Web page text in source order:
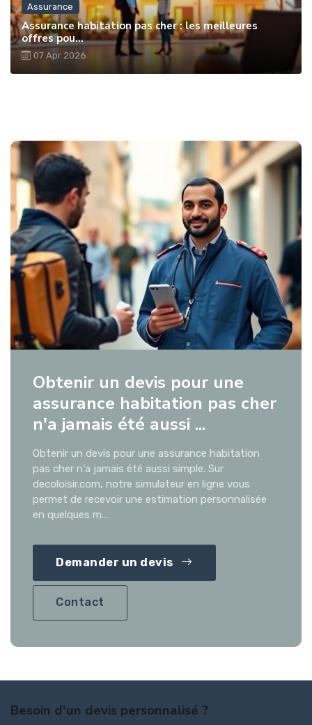
Assurance
Assurance habitation pas cher : les meilleures
offres pou...
07 Apr 2026
Obtenir un devis pour une
assurance habitation pas cher
n'a jamais été aussi ...
Obtenir un devis pour une assurance habitation
pas cher n'a jamais été aussi simple. Sur
decoloisir.com, notre simulateur en ligne vous
permet de recevoir une estimation personnalisée
en quelques m...
Demander un devis
Contact
Besoin d'un devis personnalisé ?